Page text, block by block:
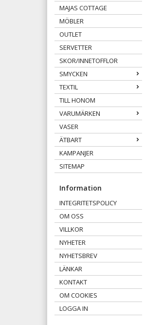
MAJAS COTTAGE
MÖBLER
OUTLET
SERVETTER
SKOR/INNETOFFLOR
SMYCKEN
TEXTIL
TILL HONOM
VARUMÄRKEN
VASER
ÄTBART
KAMPANJER
SITEMAP
Information
INTEGRITETSPOLICY
OM OSS
VILLKOR
NYHETER
NYHETSBREV
LÄNKAR
KONTAKT
OM COOKIES
LOGGA IN